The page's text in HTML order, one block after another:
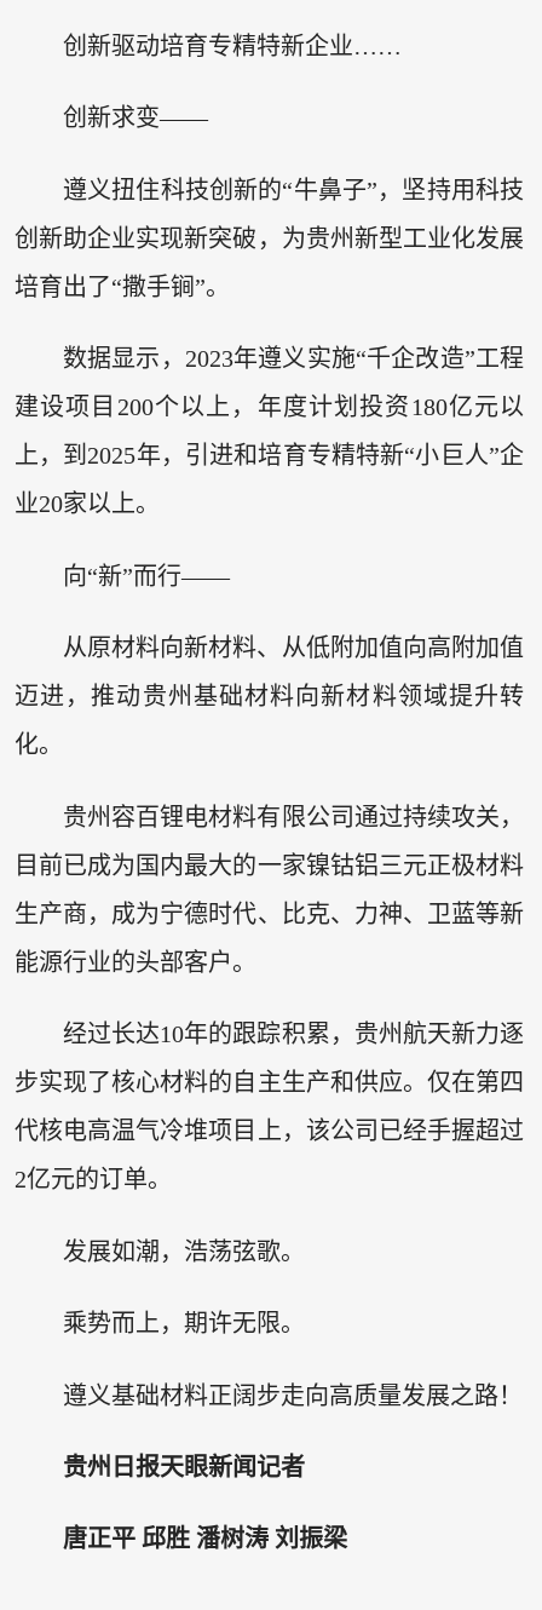
创新驱动培育专精特新企业……
创新求变——
遵义扭住科技创新的“牛鼻子”，坚持用科技
创新助企业实现新突破，为贵州新型工业化发展
培育出了“撒手锏”。
数据显示，2023年遵义实施“千企改造”工程
建设项目200个以上，年度计划投资180亿元以
上，到2025年，引进和培育专精特新“小巨人”企
业20家以上。
向“新”而行——
从原材料向新材料、从低附加值向高附加值
迈进，推动贵州基础材料向新材料领域提升转
化。
贵州容百锂电材料有限公司通过持续攻关，
目前已成为国内最大的一家镍钴铝三元正极材料
生产商，成为宁德时代、比克、力神、卫蓝等新
能源行业的头部客户。
经过长达10年的跟踪积累，贵州航天新力逐
步实现了核心材料的自主生产和供应。仅在第四
代核电高温气冷堆项目上，该公司已经手握超过
2亿元的订单。
发展如潮，浩荡弦歌。
乘势而上，期许无限。
遵义基础材料正阔步走向高质量发展之路！
贵州日报天眼新闻记者
唐正平 邱胜 潘树涛 刘振梁